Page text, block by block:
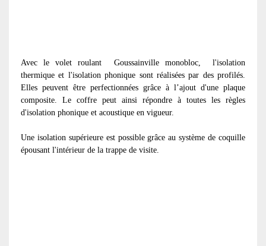
Avec le volet roulant
Goussainville monobloc, l'isolation
thermique et l'isolation phonique sont réalisées par des profilés.
Elles peuvent être perfectionnées grâce à l’ajout d'une plaque
composite. Le coffre peut ainsi répondre à toutes les règles
d'isolation phonique et acoustique en vigueur.
Une isolation supérieure est possible grâce au système de coquille
épousant l'intérieur de la trappe de visite.